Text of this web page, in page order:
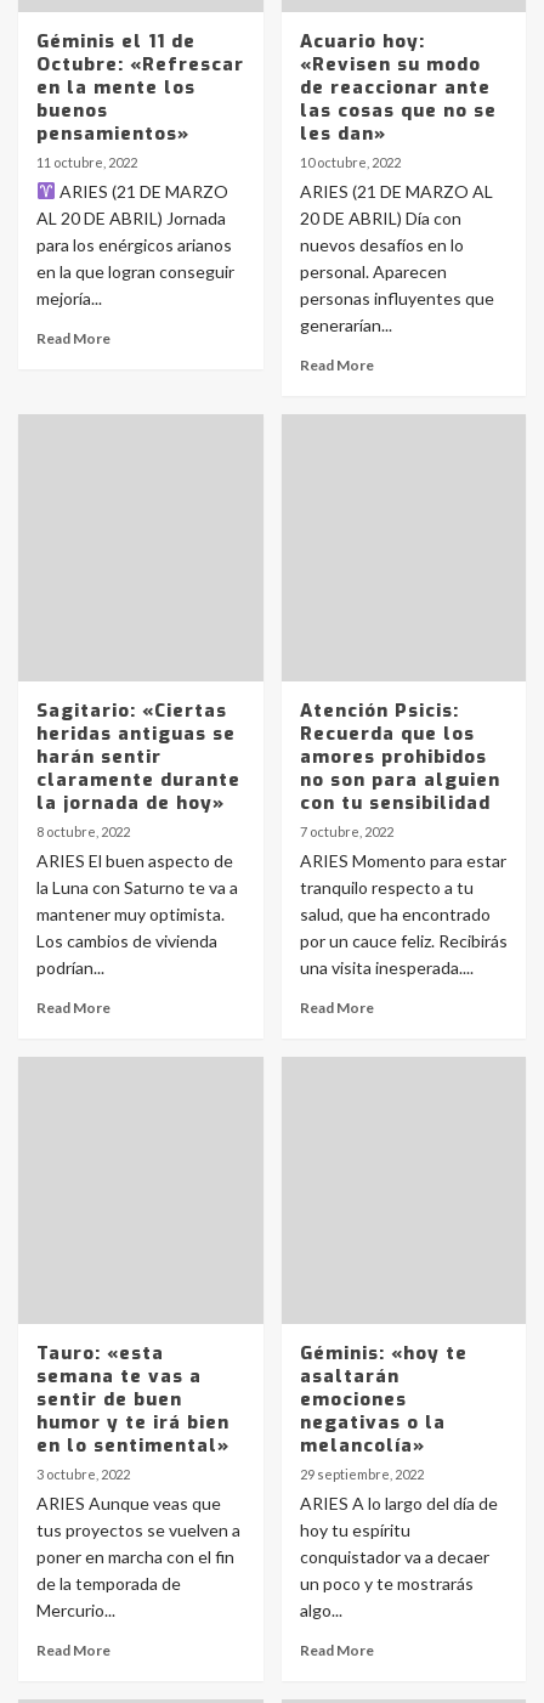
Géminis el 11 de
Octubre: «Refrescar
en la mente los
buenos
pensamientos»
11 octubre, 2022
ARIES (21 DE MARZO
AL 20 DE ABRIL) Jornada
para los enérgicos arianos
en la que logran conseguir
mejoría...
Read More
Acuario hoy:
«Revisen su modo
de reaccionar ante
las cosas que no se
les dan»
10 octubre, 2022
ARIES (21 DE MARZO AL
20 DE ABRIL) Día con
nuevos desafíos en lo
personal. Aparecen
personas influyentes que
generarían...
Read More
Sagitario: «Ciertas
heridas antiguas se
harán sentir
claramente durante
la jornada de hoy»
8 octubre, 2022
ARIES El buen aspecto de
la Luna con Saturno te va a
mantener muy optimista.
Los cambios de vivienda
podrían...
Read More
Atención Psicis:
Recuerda que los
amores prohibidos
no son para alguien
con tu sensibilidad
7 octubre, 2022
ARIES Momento para estar
tranquilo respecto a tu
salud, que ha encontrado
por un cauce feliz. Recibirás
una visita inesperada....
Read More
Tauro: «esta
semana te vas a
sentir de buen
humor y te irá bien
en lo sentimental»
3 octubre, 2022
ARIES Aunque veas que
tus proyectos se vuelven a
poner en marcha con el fin
de la temporada de
Mercurio...
Read More
Géminis: «hoy te
asaltarán
emociones
negativas o la
melancolía»
29 septiembre, 2022
ARIES A lo largo del día de
hoy tu espíritu
conquistador va a decaer
un poco y te mostrarás
algo...
Read More